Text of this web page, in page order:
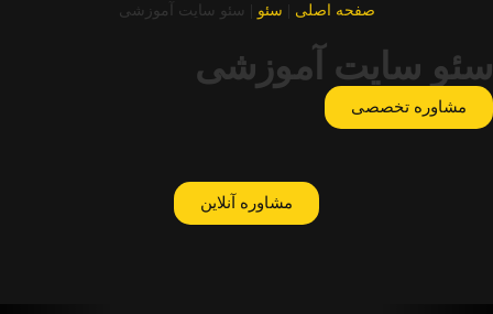
صفحه اصلی سئو سئو سایت آموزشی
سئو سایت آموزشی
مشاوره تخصصی
مشاوره آنلاین